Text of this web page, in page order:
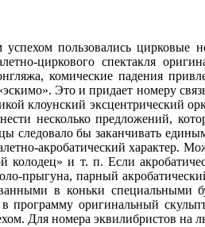
успе­хом пользовались
циркового спек­такля
ко­мические падения
Это и придает номеру
клоунский эксцентрический
несколько предложений,
следовало бы заканчивать
акробатический характер.
колодец» и т. п. Если
прыгуна, парный
в коньки
оригиналь­ный
Для номера эквилибристов